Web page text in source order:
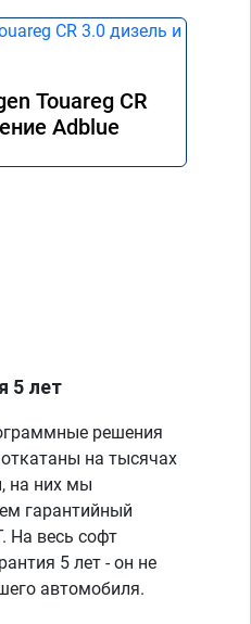
Touareg CR
Adblue
5 лет
решения
на тысячах
на них мы
гарантийный
На весь софт
5 лет - он не
автомобиля.